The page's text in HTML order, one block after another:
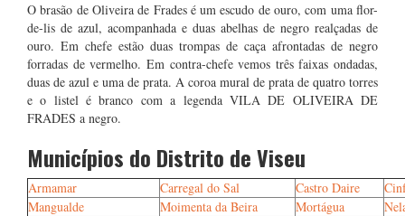
O brasão de Oliveira de Frades é um escudo de ouro, com uma flor-
de-lis de azul, acompanhada e duas abelhas de negro realçadas de
ouro. Em chefe estão duas trompas de caça afrontadas de negro
forradas de vermelho. Em contra-chefe vemos três faixas ondadas,
duas de azul e uma de prata. A coroa mural de prata de quatro torres
e o listel é branco com a legenda VILA DE OLIVEIRA DE
FRADES a negro.
Municípios do Distrito de Viseu
Armamar Carregal do Sal Castro Daire
Mangualde
Moimenta da Beira Mortágua